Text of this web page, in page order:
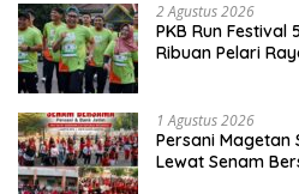
2 Agustus 2026
PKB Run
Ribuan Pelari
1 Agustus 2026
Persani Magetan
Lewat Senam